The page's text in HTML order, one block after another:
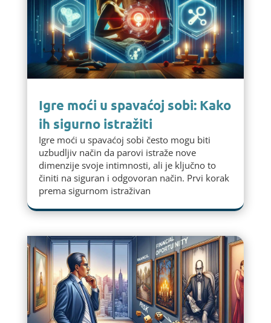
Igre moći u spavaćoj sobi: Kako
ih sigurno istražiti
Igre moći u spavaćoj sobi često mogu biti
uzbudljiv način da parovi istraže nove
dimenzije svoje intimnosti, ali je ključno to
činiti na siguran i odgovoran način. Prvi korak
prema sigurnom istraživan